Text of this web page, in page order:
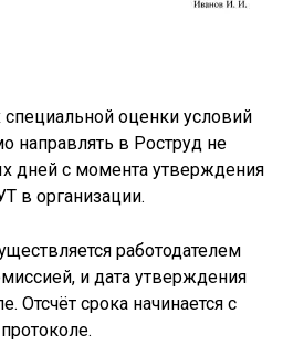
специальной оценки условий
направлять в Роструд не
дней с момента утверждения
в организации.
работодателем
и дата утверждения
Отсчёт срока начинается с